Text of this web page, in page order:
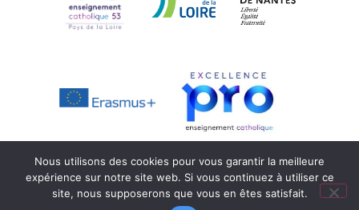
Mentions légales Réalisation : Ekole.fr
Nous utilisons des cookies pour vous garantir la meilleure
expérience sur notre site web. Si vous continuez à utiliser ce
site, nous supposerons que vous en êtes satisfait.